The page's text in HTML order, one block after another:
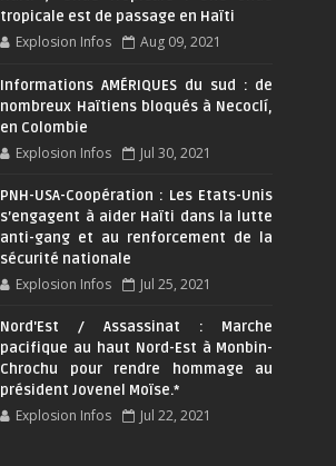
tropicale est de passage en Haïti
Explosion Infos Aug 09, 2021
Informations AMÉRIQUES du sud : de
nombreux Haïtiens bloqués à Necoclí,
en Colombie
Explosion Infos Jul 30, 2021
PNH-USA-Coopération : Les Etats-Unis
s’engagent à aider Haïti dans la lutte
anti-gang et au renforcement de la
sécurité nationale
Explosion Infos Jul 25, 2021
Nord'Est / Assassinat : Marche
pacifique au haut Nord-Est à Monbin-
Chrochu pour rendre hommage au
président Jovenel Moïse.*
Explosion Infos Jul 22, 2021